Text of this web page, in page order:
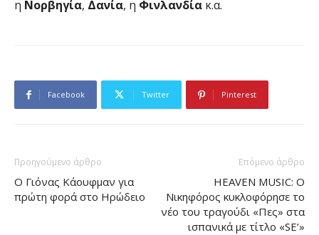
η Νορβηγία, Δανία, η Φινλανδία κ.α.
Facebook Twitter Pinterest
Προηγούμενο άρθρο
Ο Γιόνας Κάουφμαν για
πρώτη φορά στο Ηρώδειο
Επόμενο άρθρο
HEAVEN MUSIC: Ο
Νικηφόρος κυκλοφόρησε το
νέο του τραγούδι «Πες» στα
ισπανικά με τίτλο «SE’»